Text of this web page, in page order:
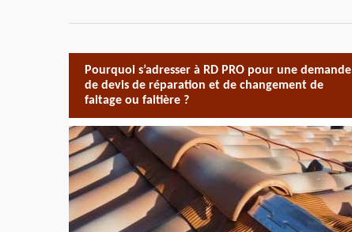
Pourquoi s’adresser à RD PRO pour une demande
de devis de réparation et de changement de
faitage ou faitière ?